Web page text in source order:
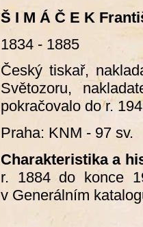
Š I M Á Č E K
1834 - 1885
Český tiskař,
Světozoru,
pokračovalo do r.
Praha: KNM - 97 sv.
Charakteristika a
r. 1884 do konce
v Generálním